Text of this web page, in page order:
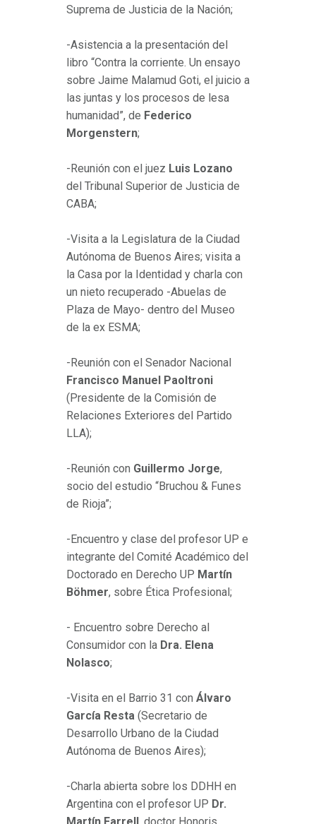
Suprema de Justicia de la Nación;
-Asistencia a la presentación del
libro “Contra la corriente. Un ensayo
sobre Jaime Malamud Goti, el juicio a
las juntas y los procesos de lesa
humanidad”, de Federico
Morgenstern;
-Reunión con el juez Luis Lozano
del Tribunal Superior de Justicia de
CABA;
-Visita a la Legislatura de la Ciudad
Autónoma de Buenos Aires; visita a
la Casa por la Identidad y charla con
un nieto recuperado -Abuelas de
Plaza de Mayo- dentro del Museo
de la ex ESMA;
-Reunión con el Senador Nacional
Francisco Manuel Paoltroni
(Presidente de la Comisión de
Relaciones Exteriores del Partido
LLA);
-Reunión con Guillermo Jorge,
socio del estudio “Bruchou & Funes
de Rioja”;
-Encuentro y clase del profesor UP e
integrante del Comité Académico del
Doctorado en Derecho UP Martín
Böhmer, sobre Ética Profesional;
- Encuentro sobre Derecho al
Consumidor con la Dra. Elena
Nolasco;
-Visita en el Barrio 31 con Álvaro
García Resta (Secretario de
Desarrollo Urbano de la Ciudad
Autónoma de Buenos Aires);
-Charla abierta sobre los DDHH en
Argentina con el profesor UP Dr.